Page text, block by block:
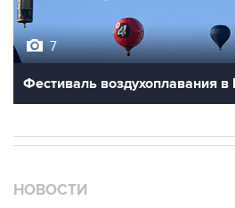
7
Фестиваль воздухоплавания в
НОВОСТИ